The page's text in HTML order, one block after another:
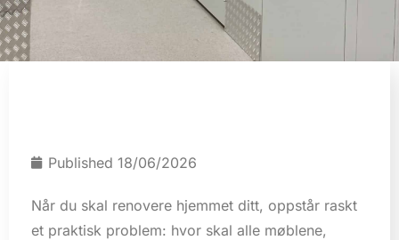
Published 18/06/2026
Når du skal renovere hjemmet ditt, oppstår raskt
et praktisk problem: hvor skal alle møblene,